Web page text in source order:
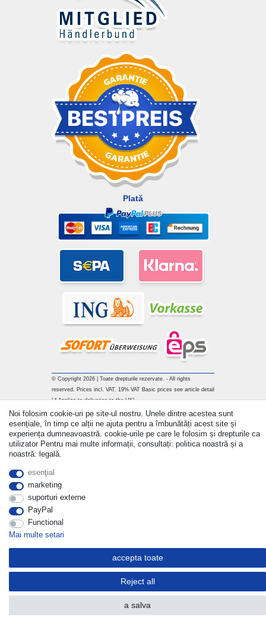
Plată
© Copyright 2026 | Toate drepturile rezervate. - All rights
reserved. Prices incl. VAT. 19% VAT Basic prices see article detail
| * Applies to deliveries to the UK!
Noi folosim cookie-uri pe site-ul nostru. Unele dintre acestea sunt
esențiale, în timp ce alții ne ajuta pentru a îmbunătăți acest site și
experiența dumneavoastră. cookie-urile pe care le folosim și drepturile ca
utilizator Pentru mai multe informații, consultați: politica noastră și a
noastră: legală.
esenţial
marketing
suporturi externe
PayPal
Functional
Mai multe setari
accepta toate
Reject all
a salva
Withdraw from contract here
a lua legatura